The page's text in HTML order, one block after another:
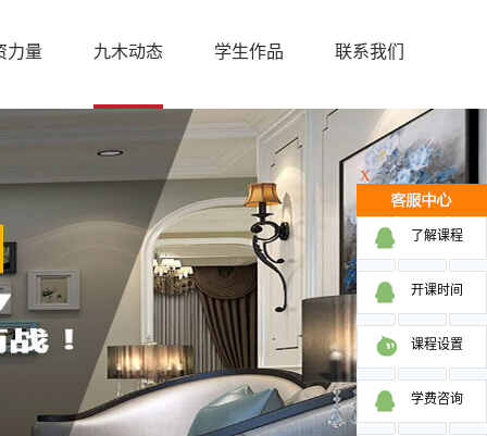
力量 九木动态 学生作品 联系我们
X
了解课程
开课时间
课程设置
学费咨询